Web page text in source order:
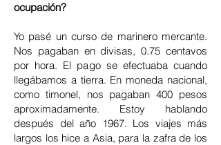
ocupación?
Yo pasé un curso de marinero mercante.
Nos pagaban en divisas, 0.75 centavos
por hora. El pago se efectuaba cuando
llegábamos a tierra. En moneda nacional,
como timonel, nos pagaban 400 pesos
aproximadamente. Estoy hablando
después del año 1967. Los viajes más
largos los hice a Asia, para la zafra de los